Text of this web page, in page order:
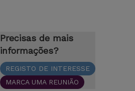
Precisas de mais
informações?
REGISTO DE INTERESSE
MARCA UMA REUNIÃO